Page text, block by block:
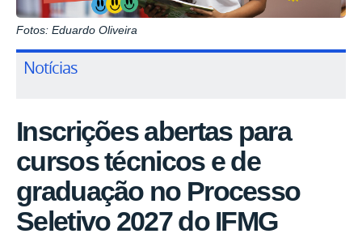
Fotos: Eduardo Oliveira
Notícias
Inscrições abertas para
cursos técnicos e de
graduação no Processo
Seletivo 2027 do IFMG